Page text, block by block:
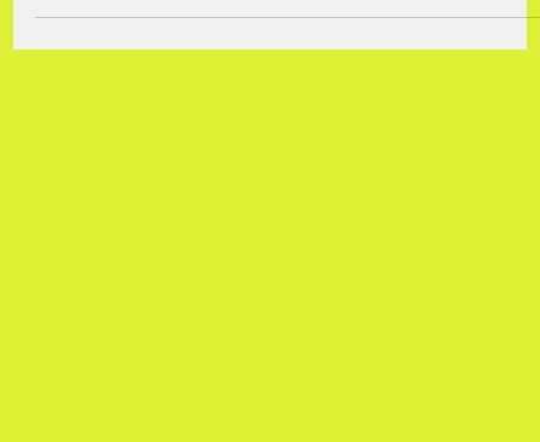
Aprende a reconocerlos en tu vida creativa y a transformarlos
desde la escala más pequeña.